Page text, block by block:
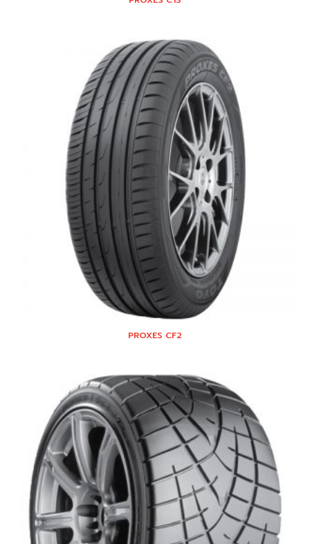
PROXES CF2